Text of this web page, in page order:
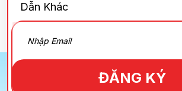
Dẫn Khác
ĐĂNG KÝ